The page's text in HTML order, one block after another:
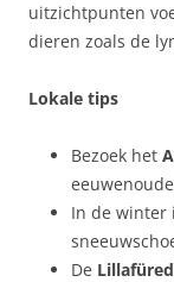
uitzichtpunten
dieren zoals de
Lokale tips
Bezoek het
In de winter
De